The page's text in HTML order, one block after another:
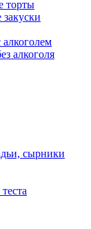
торты
алкоголя
сырники